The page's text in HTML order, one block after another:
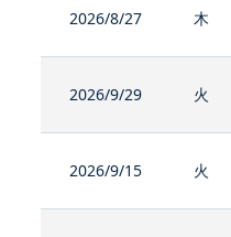
2026/8/27 木
2026/9/29 火
2026/9/15 火